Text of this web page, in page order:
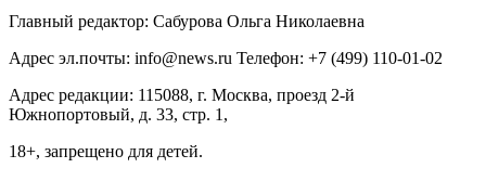
Главный редактор: Сабурова Ольга Николаевна
Адрес эл.почты: info@news.ru Телефон: +7 (499) 110-01-02
Адрес редакции: 115088, г. Москва, проезд 2-й
Южнопортовый, д. 33, стр. 1,
18+, запрещено для детей.